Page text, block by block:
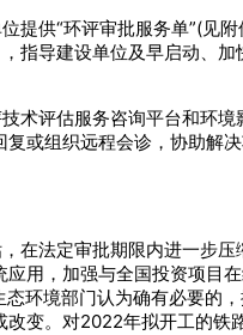
供“环评审批服务单”(见
指导建设单位及早启动、
术评估服务咨询平台和环
或组织远程会诊，协助解
在法定审批期限内进一步
用，加强与全国投资项目
环境部门认为确有必要的
变。对2022年拟开工的